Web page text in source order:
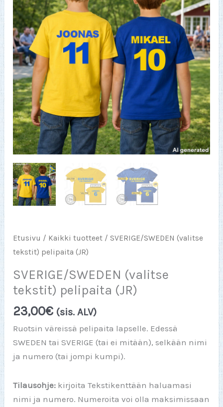
Etusivu / Kaikki tuotteet / SVERIGE/SWEDEN (valitse
tekstit) pelipaita (JR)
SVERIGE/SWEDEN (valitse
tekstit) pelipaita (JR)
23,00€ (sis. ALV)
Ruotsin väreissä pelipaita lapselle. Edessä
SWEDEN tai SVERIGE (tai ei mitään), selkään nimi
ja numero (tai jompi kumpi).
Tilausohje: kirjoita Tekstikenttään haluamasi
nimi ja numero. Numeroita voi olla maksimissaan